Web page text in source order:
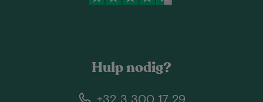
Hulp nodig?
+32 3 300 17 29